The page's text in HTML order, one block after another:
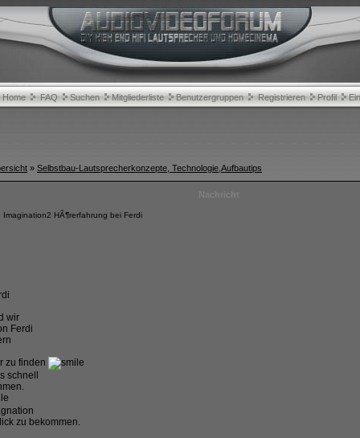
Home FAQ Suchen Mitgliederliste Benutzergruppen Registrieren Profil
» Selbstbau-Lautsprecherkonzepte, Technologie,Aufbautips
HÃ¶rerfahrung bei Ferdi
wir
Ferdi
zu finden
schnell
zu bekommen.